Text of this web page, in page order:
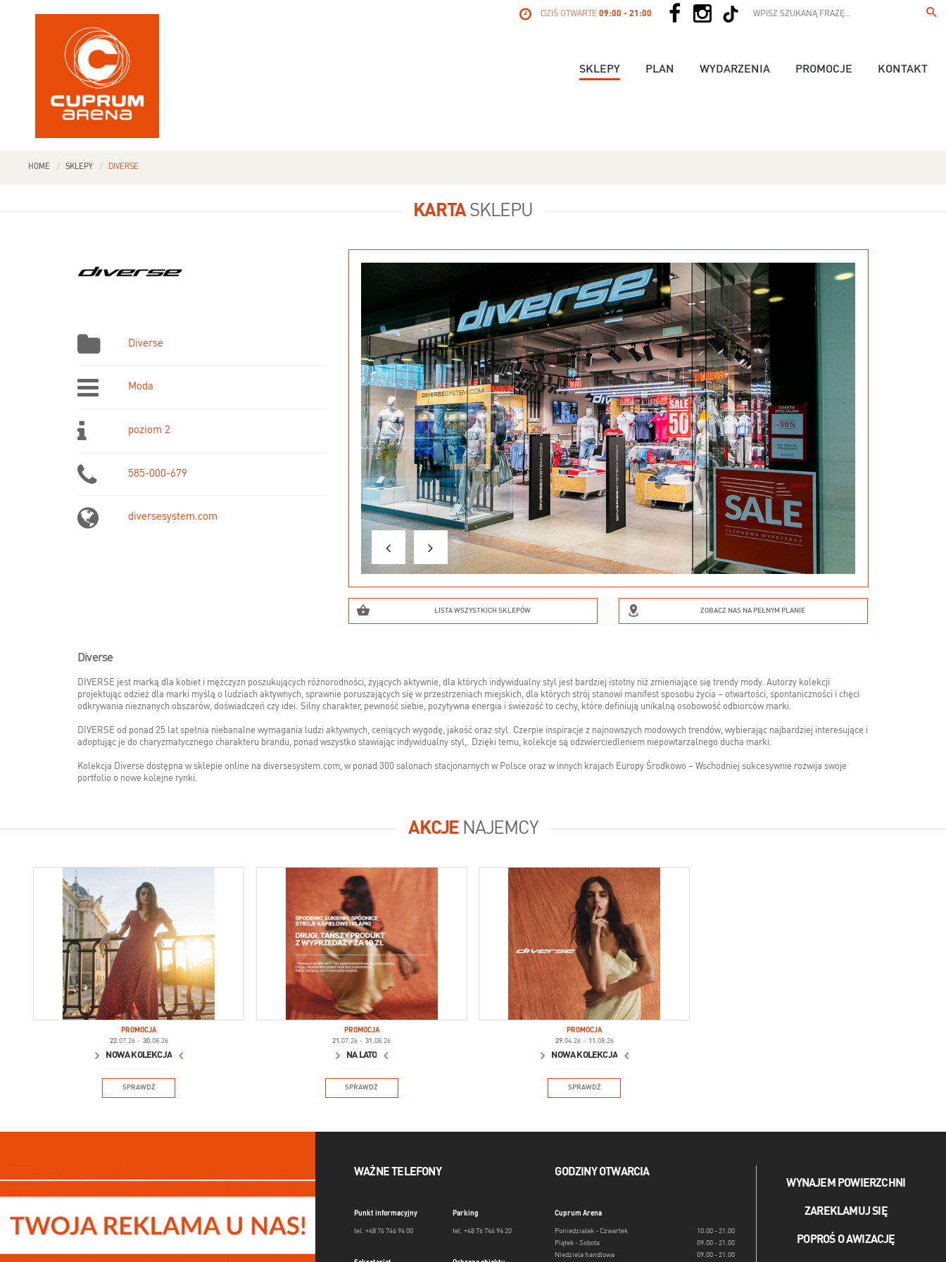
DZIŚ OTWARTE 09:00 - 21:00
SKLEPY PLAN WYDARZENIA PROMOCJE KONTAKT
HOME SKLEPY DIVERSE
KARTASKLEPU
Diverse
Moda
poziom 2
585-000-679
diversesystem.com
LISTA WSZYSTKICH SKLEPÓW ZOBACZ NAS NA PEŁNYM PLANIE
Diverse
DIVERSE jest marką dla kobiet i mężczyzn poszukujących różnorodności, żyjących aktywnie, dla których indywidualny styl jest bardziej istotny niż zmieniające się trendy mody. Autorzy kolekcji
projektując odzież dla marki myślą o ludziach aktywnych, sprawnie poruszających się w przestrzeniach miejskich, dla których strój stanowi manifest sposobu życia – otwartości, spontaniczności i chęci
odkrywania nieznanych obszarów, doświadczeń czy idei. Silny charakter, pewność siebie, pozytywna energia i świeżość to cechy, które definiują unikalną osobowość odbiorców marki.
DIVERSE od ponad 25 lat spełnia niebanalne wymagania ludzi aktywnych, ceniących wygodę, jakość oraz styl. Czerpie inspiracje z najnowszych modowych trendów, wybierając najbardziej interesujące i
adoptując je do charyzmatycznego charakteru brandu, ponad wszystko stawiając indywidualny styl,. Dzięki temu, kolekcje są odzwierciedleniem niepowtarzalnego ducha marki.
Kolekcja Diverse dostępna w sklepie online na diversesystem.com, w ponad 300 salonach stacjonarnych w Polsce oraz w innych krajach Europy Środkowo – Wschodniej sukcesywnie rozwija swoje
portfolio o nowe kolejne rynki.
AKCJE NAJEMCY
PROMOCJA
22.07.26 - 30.08.26
NOWA KOLEKCJA
SPRAWDŹ
PROMOCJA
21.07.26 - 31.08.26
NA LATO
SPRAWDŹ
PROMOCJA
29.04.26 - 11.08.26
NOWA KOLEKCJA
SPRAWDŹ
WAŻNE TELEFONY
Punkt informacyjny
tel. +48 76 746 94 00
Parking
tel. +48 76 746 94 20
GODZINY OTWARCIA
Cuprum Arena
Poniedziałek - Czwartek
10.00 - 21.00
Piątek - Sobota
09.00 - 21.00
Niedziela handlowa
09.00 - 21.00
WYNAJEM POWIERZCHNI
ZAREKLAMUJ SIĘ
POPROŚ O AWIZACJĘ